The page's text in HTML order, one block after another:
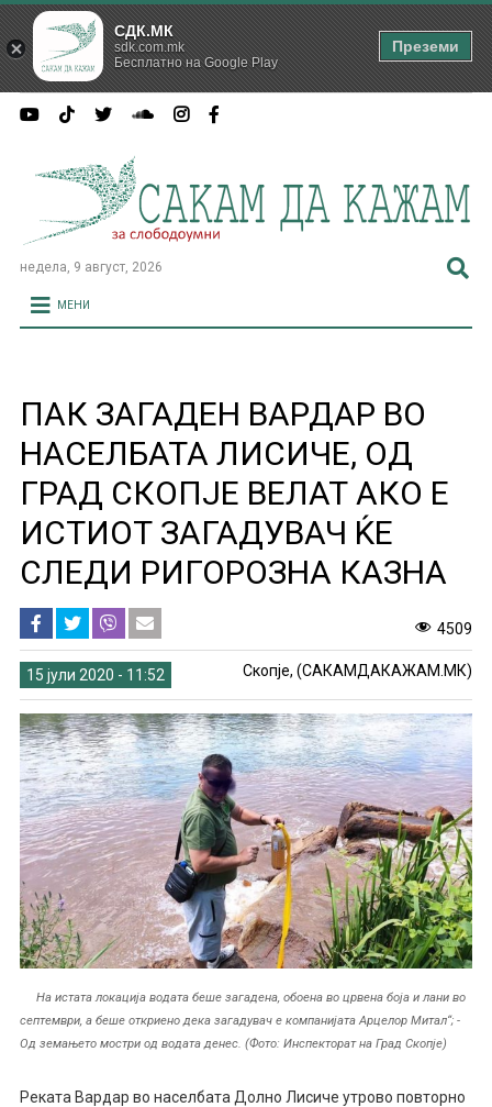
недела, 9 август, 2026
МЕНИ
ПАК ЗАГАДЕН ВАРДАР ВО
НАСЕЛБАТА ЛИСИЧЕ, ОД
ГРАД СКОПЈЕ ВЕЛАТ АКО Е
ИСТИОТ ЗАГАДУВАЧ ЌЕ
СЛЕДИ РИГОРОЗНА КАЗНА
4509
15 јули 2020 - 11:52 Скопје, (САКАМДАКАЖАМ.МК)
На истата локација водата беше загадена, обоена во црвена боја и лани во
септември, а беше откриено дека загадувач е компанијата Арцелор Митал“; -
Од земањето мостри од водата денес. (Фото: Инспекторат на Град Скопје)
Реката Вардар во населбата Долно Лисиче утрово повторно
СДК.МК
sdk.com.mk
Бесплатно на Google Play
Преземи